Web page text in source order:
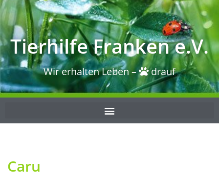
Tierhilfe Franken e.V.
Wir erhalten Leben – drauf
Caru